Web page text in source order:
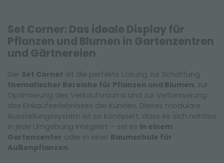
Set Corner: Das ideale Display für
Pflanzen und Blumen in Gartenzentren
und Gärtnereien
Der Set Corner ist die perfekte Lösung zur Schaffung
thematischer Bereiche für Pflanzen und Blumen, zur
Optimierung des Verkaufsraums und zur Verbesserung
des Einkaufserlebnisses der Kunden. Dieses modulare
Ausstellungssystem ist so konzipiert, dass es sich nahtlos
in jede Umgebung integriert – sei es in einem
Gartencenter oder in einer Baumschule für
Außenpflanzen.